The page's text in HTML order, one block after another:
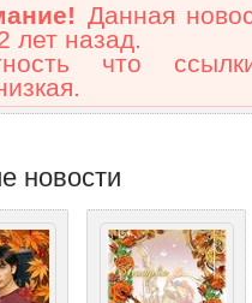
Данная
лет назад.
что
новости